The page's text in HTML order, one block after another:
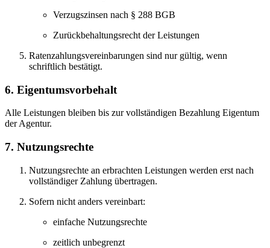
Verzugszinsen nach § 288 BGB
Zurückbehaltungsrecht der Leistungen
Ratenzahlungsvereinbarungen sind nur gültig, wenn
schriftlich bestätigt.
6. Eigentumsvorbehalt
Alle Leistungen bleiben bis zur vollständigen Bezahlung Eigentum
der Agentur.
7. Nutzungsrechte
Nutzungsrechte an erbrachten Leistungen werden erst nach
vollständiger Zahlung übertragen.
Sofern nicht anders vereinbart:
einfache Nutzungsrechte
zeitlich unbegrenzt